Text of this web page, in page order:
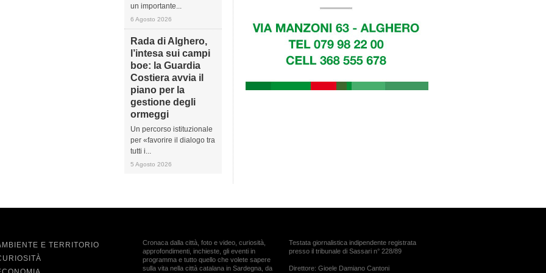
un importante...
6 Agosto 2026
Rada di Alghero,
l’intesa sui campi
boe: la Guardia
Costiera avvia il
piano per la
gestione degli
ormeggi
Un percorso istituzionale
per «favorire il dialogo tra
tutti i...
5 Agosto 2026
E TERRITORIO
Cronaca dalla città, foto e video, curiosità,
approfondimenti, inchieste, gli eventi in
programma e tutto quello che volete sapere
sulla vita nella città catalana in Sardegna, da
Testata giornalistica indipendente registrata
presso il tribunale di Sassari n° 228/89
Direttore: Gioele Damiano Cantoni